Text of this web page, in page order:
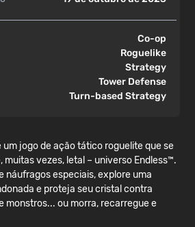
Co-op
Roguelike
Strategy
Tower Defense
Turn-based Strategy
um jogo de ação tático roguelite que se
muitas vezes, letal – universo Endless™.
náufragos especiais, explore uma
e proteja seu cristal contra
monstros... ou morra, recarregue e